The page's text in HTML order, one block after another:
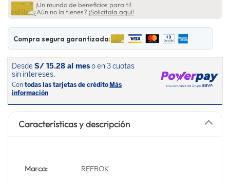
¡Un mundo de beneficios para ti!
¿Aún no la tienes? ¡Solicítala aquí!
Compra segura garantizada:
Características y descripción
Marca: REEBOK